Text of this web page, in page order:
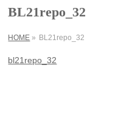
BL21repo_32
HOME » BL21repo_32
bl21repo_32